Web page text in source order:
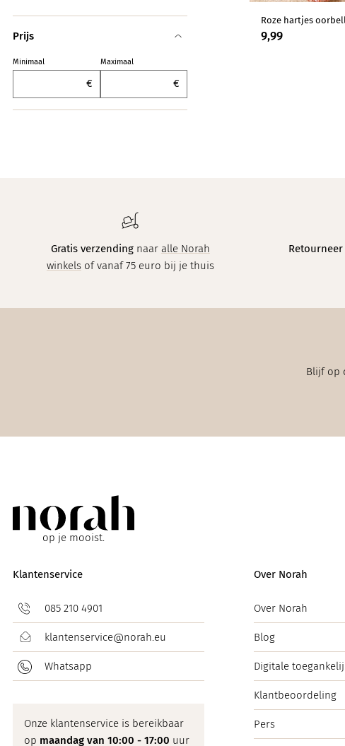
Prijs
Minimaal
€
Maximaal
€
Roze hartjes
9,99
Gratis verzendingnaar alle Norah
winkelsof vanaf 75 euro bij je thuis
Blijf op
op je mooist.
Klantenservice
085 210 4901
klantenservice@norah.eu
Whatsapp
Onze klantenservice is bereikbaar
op maandag van 10:00 - 17:00 uur
Over Norah
Over Norah
Blog
Digitale
Klantbeoordeling
Pers